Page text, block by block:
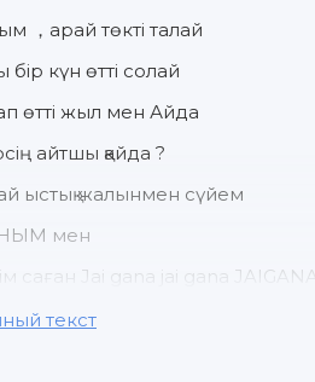
，арай төкті талай
бір күн өтті солай
өтті жыл мен Айда
айтшы қайда ?
ыстық жалынмен сүйем
мен
саған Jai gana jai gana
жалғыз қалып қойдым айдалада
текст